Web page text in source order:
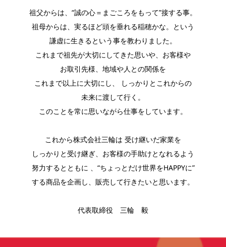
祖父からは、“誠の心＝まごころをもって”接する事。
祖母からは、実るほど頭を垂れる稲穂かな。という
謙虚に生きるという事を教わりました。
これまで祖先が大切にしてきた思いや、お客様や
お取引先様、地域や人との関係を
これまで以上に大切にし、 しっかりとこれからの
未来に渡して行く。
このことを常に思いながら仕事をしています。
これから株式会社三輪は 受け継いだ家業を
しっかりと受け継ぎ、お客様の手助けとなれるよう
努力するとともに 、“ちょっとだけ世界をHAPPYに”
する商品を企画し、販売して行きたいと思います。
代表取締役 三輪 毅